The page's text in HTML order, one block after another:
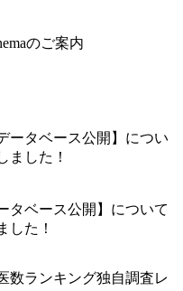
のご案内
タベース公開】について
した！